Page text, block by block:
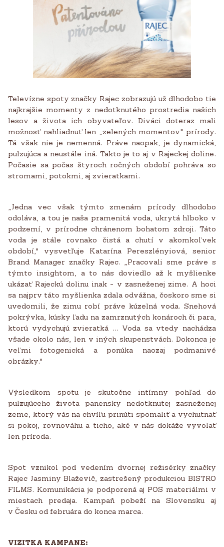
Televízne spoty značky Rajec zobrazujú už dlhodobo tie
najkrajšie momenty z nedotknutého prostredia našich
lesov a života ich obyvateľov. Diváci doteraz mali
možnosť nahliadnuť len „zelených momentov" prírody.
Tá však nie je nemenná. Práve naopak, je dynamická,
pulzujúca a neustále iná. Takto je to aj v Rajeckej doline.
Počasie sa počas štyroch ročných období pohráva so
stromami, potokmi, aj zvieratkami.
„Jedna vec však týmto zmenám prírody dlhodobo
odoláva, a tou je naša pramenitá voda, ukrytá hlboko v
podzemí, v prírodne chránenom bohatom zdroji. Táto
voda je stále rovnako čistá a chutí v akomkoľvek
období," vysvetľuje Katarína Pereszlényiová, senior
Brand Manager značky Rajec. „Pracovali sme práve s
týmto insightom, a to nás doviedlo až k myšlienke
ukázať Rajeckú dolinu inak - v zasneženej zime. A hoci
sa najprv táto myšlienka zdala odvážna, čoskoro sme si
uvedomili, že zimu robí práve kúzelná voda. Snehová
pokrývka, kúsky ľadu na zamrznutých konároch či para,
ktorú vydychujú zvieratká ... Voda sa vtedy nachádza
všade okolo nás, len v iných skupenstvách. Dokonca je
veľmi fotogenická a ponúka naozaj podmanivé
obrázky."
Výsledkom spotu je skutočne intímny pohľad do
pulzujúceho života panensky nedotknutej zasneženej
zeme, ktorý vás na chvíľu prinúti spomaliť a vychutnať
si pokoj, rovnováhu a ticho, aké v nás dokáže vyvolať
len príroda.
Spot vznikol pod vedením dvornej režisérky značky
Rajec Jasminy Blaževič, zastrešený produkciou BISTRO
FILMS. Komunikácia je podporená aj POS materiálmi v
miestach predaja. Kampaň pobeží na Slovensku aj
v Česku od februára do konca marca.
VIZITKA KAMPANE: